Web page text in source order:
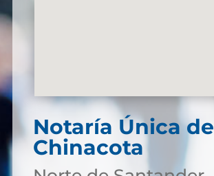
Notaría Única de
Chinacota